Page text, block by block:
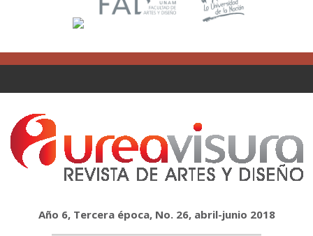
Año 6, Tercera época, No. 26, abril-junio 2018